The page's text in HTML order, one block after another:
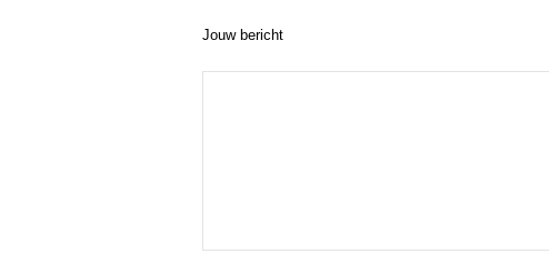
Jouw bericht